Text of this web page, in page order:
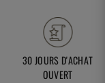
30 JOURS D'ACHAT
OUVERT